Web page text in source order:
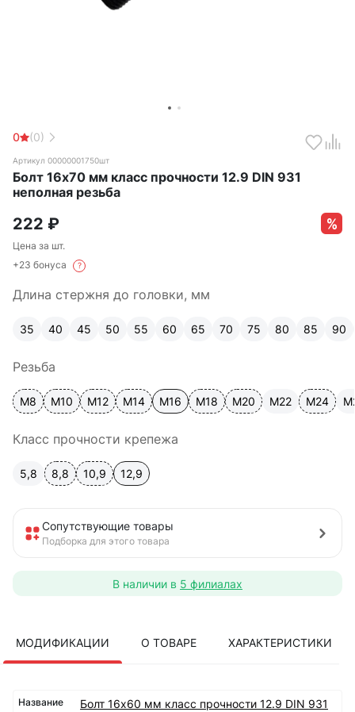
0 (0)
Артикул 00000001750шт
Болт 16х70 мм класс прочности 12.9 DIN 931
неполная резьба
222 ₽
Цена за шт.
+23 бонуса
?
Длина стержня до головки, мм
35 40 45 50 55 60 65 70 75 80 85 90
Резьба
М8 М10 М12 М14 М16 М18 М20 М22 М24
Класс прочности крепежа
5,8 8,8 10,9 12,9
Сопутствующие товары
Подборка для этого товара
В наличии в 5 филиалах
МОДИФИКАЦИИ О ТОВАРЕ ХАРАКТЕРИСТИКИ
Болт 16х60 мм класс прочности 12.9 DIN 931